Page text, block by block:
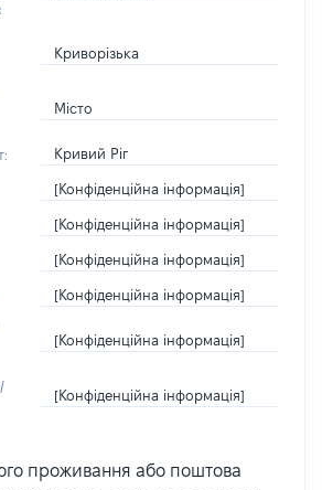
Криворізька
Місто
Кривий Ріг
[Конфіденційна інформація]
[Конфіденційна інформація]
[Конфіденційна інформація]
[Конфіденційна інформація]
[Конфіденційна інформація]
[Конфіденційна інформація]
проживання або поштова